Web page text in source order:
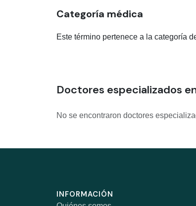
Categoría médica
Este término pertenece a la categoría
Doctores especializados
No se encontraron doctores
INFORMACIÓN